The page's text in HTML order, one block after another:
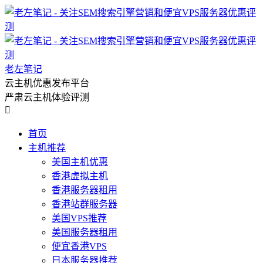
老左笔记
云主机优惠发布平台
严肃云主机体验评测

首页
主机推荐
美国主机优惠
香港虚拟主机
香港服务器租用
香港站群服务器
美国VPS推荐
美国服务器租用
便宜香港VPS
日本服务器推荐